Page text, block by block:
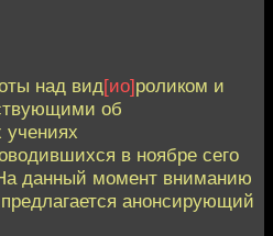
над вид[ио]роликом и
об
учениях
в ноябре сего
данный момент вниманию
анонсирующий